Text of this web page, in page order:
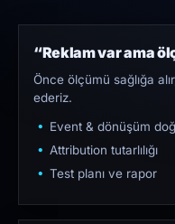
“Reklam var ama
Önce ölçümü sağlığa
ederiz.
Event & dönüşüm
Attribution tutarlılığı
Test planı ve rapor